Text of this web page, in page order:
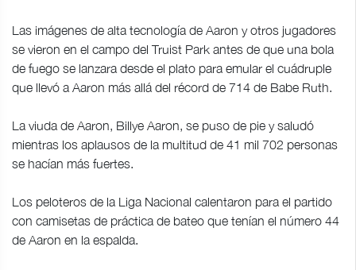
Las imágenes de alta tecnología de Aaron y otros jugadores
se vieron en el campo del Truist Park antes de que una bola
de fuego se lanzara desde el plato para emular el cuádruple
que llevó a Aaron más allá del récord de 714 de Babe Ruth.
La viuda de Aaron, Billye Aaron, se puso de pie y saludó
mientras los aplausos de la multitud de 41 mil 702 personas
se hacían más fuertes.
Los peloteros de la Liga Nacional calentaron para el partido
con camisetas de práctica de bateo que tenían el número 44
de Aaron en la espalda.